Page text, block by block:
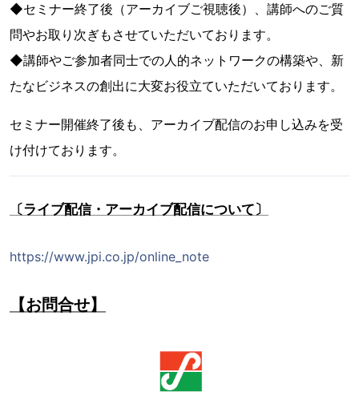
◆セミナー終了後（アーカイブご視聴後）、講師へのご質
問やお取り次ぎもさせていただいております。
◆講師やご参加者同士での人的ネットワークの構築や、新
たなビジネスの創出に大変お役立ていただいております。
セミナー開催終了後も、アーカイブ配信のお申し込みを受
け付けております。
〔ライブ配信・アーカイブ配信について〕
https://www.jpi.co.jp/online_note
【お問合せ】